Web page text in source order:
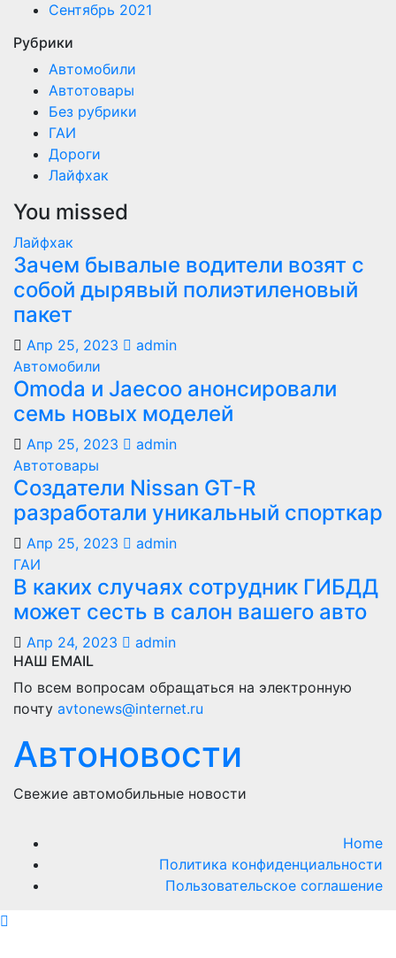
Сентябрь 2021
Рубрики
Автомобили
Автотовары
Без рубрики
ГАИ
Дороги
Лайфхак
You missed
Лайфхак
Зачем бывалые водители возят с
собой дырявый полиэтиленовый
пакет
Апр 25, 2023
admin
Автомобили
Оmoda и Jaecoo анонсировали
семь новых моделей
Апр 25, 2023
admin
Автотовары
Создатели Nissan GT-R
разработали уникальный спорткар
Апр 25, 2023
admin
ГАИ
В каких случаях сотрудник ГИБДД
может сесть в салон вашего авто
Апр 24, 2023
admin
НАШ EMAIL
По всем вопросам обращаться на электронную
почту avtonews@internet.ru
Автоновости
Свежие автомобильные новости
Home
Политика конфиденциальности
Пользовательское соглашение